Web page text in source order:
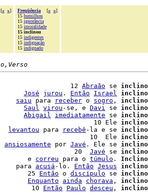
[« »]
Freqüência [« »]
15 humilhou
15 ignorância
15 imoralidade
15 inclinou
15 indigentes
15 indignação
15 indignado
|                  12 Abraão se
José jurou . Então Israel
saiu para receber o sogro ,
Saul virou -se, e Davi se
Abigail imediatamente se
|                        10 Ele
levantou para recebê -la e se
|                       10  Ele
ansiosamente por Javé . Ele se
|                   20 Javé se
|       e correu para o túmulo .
|    para acusá -lo. Então Jesus
|       25 Então o discípulo se
Enquanto ainda chorava ,
|        10 Então Paulo desceu ,